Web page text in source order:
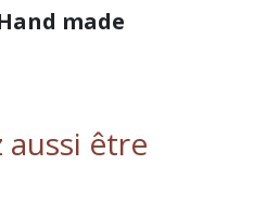
made
être